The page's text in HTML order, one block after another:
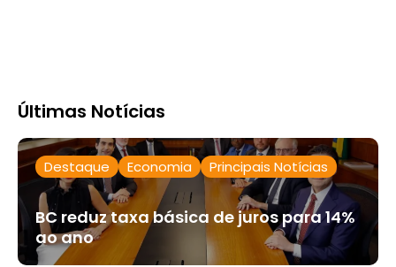
Últimas Notícias
Destaque Economia Principais Notícias
BC reduz taxa básica de juros para 14%
ao ano